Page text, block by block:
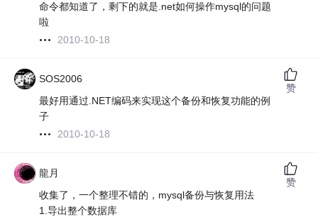
命令都知道了，剩下的就是.net如何操作mysql的问题
啦
2010-10-18
SOS2006
最好用通过.NET编码来实现这个备份和恢复功能的例
子
2010-10-18
赞
龍月
收集了，一个整理不错的，mysql备份与恢复用法
1.导出整个数据库
赞